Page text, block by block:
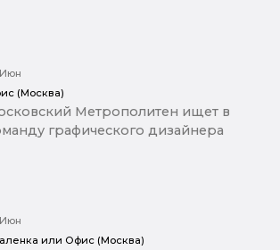
(Москва)
Метрополитен ищет в
графического дизайнера
или Офис (Москва)